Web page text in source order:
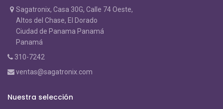
Sagatronix, Casa 30G, Calle 74 Oeste,
Altos del Chase, El Dorado
Ciudad de Panama Panamá
Panamá
310-7242
ventas@sagatronix.com
Nuestra selección